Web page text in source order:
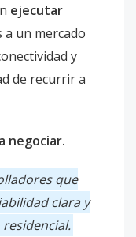
ejecutar
a un mercado
y
de recurrir a
negociar.
que
clara y